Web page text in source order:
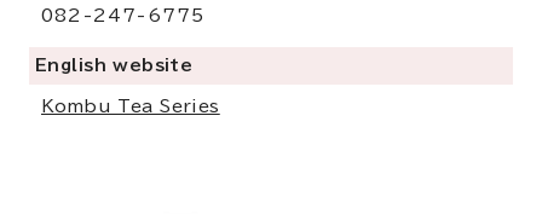
082-247-6775
English website
Kombu Tea Series